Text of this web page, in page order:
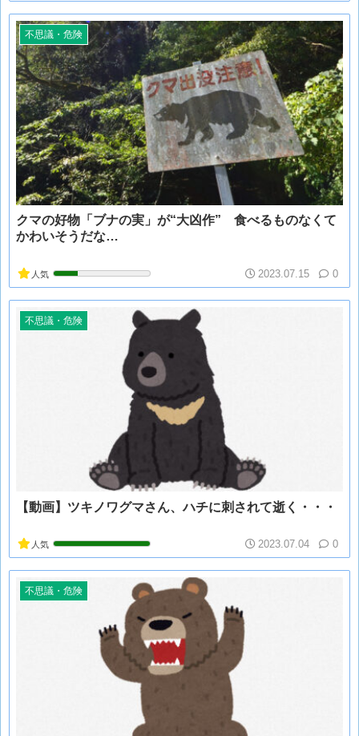
不思議・危険
クマの好物「ブナの実」が“大凶作” 食べるものなくて
かわいそうだな…
人気 2023.07.15 0
不思議・危険
【動画】ツキノワグマさん、ハチに刺されて逝く・・・
人気 2023.07.04 0
不思議・危険